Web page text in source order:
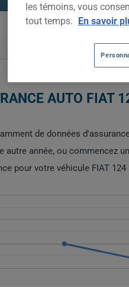
AUTO FIAT
de données
autre année, ou commencez
pour votre véhicule FIAT
les témoins, vous
tout temps. En savoir